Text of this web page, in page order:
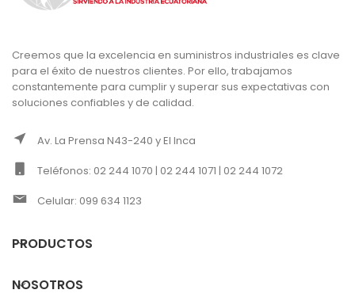
Creemos que la excelencia en suministros industriales es clave
para el éxito de nuestros clientes. Por ello, trabajamos
constantemente para cumplir y superar sus expectativas con
soluciones confiables y de calidad.
Av. La Prensa N43-240 y El Inca
Teléfonos: 02 244 1070 | 02 244 1071 | 02 244 1072
Celular: 099 634 1123
PRODUCTOS
NOSOTROS